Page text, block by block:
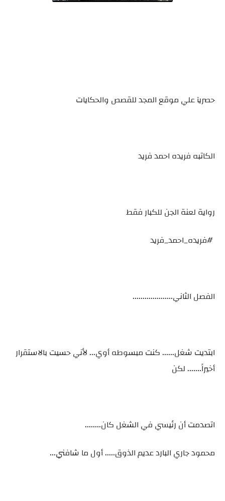
حصريآ علي موقع المجد للقصص والحكايات
الكاتبه فريده احمد فريد
رواية لعنة الجن للكبار فقط
#فريده_احمد_فريد
الفصل الثاني....................
ابتديت شغل...... كنت مبسوطه أوي... لأني حسيت بالاستقرار
أخيراً....... لكن
اتصدمت أن رئيسي في الشغل كان........
محمود جاري البارد عديم الذوق..... أول ما شافني...